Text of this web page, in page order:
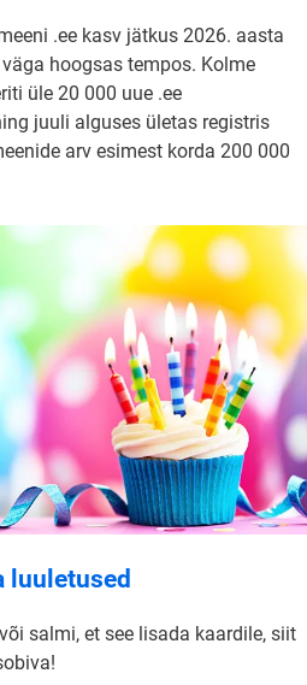
.ee kasv jätkus 2026. aasta
hoogsas tempos. Kolme
üle 20 000 uue .ee
juuli alguses ületas registris
arv esimest korda 200 000
luuletused
salmi, et see lisada kaardile, siit